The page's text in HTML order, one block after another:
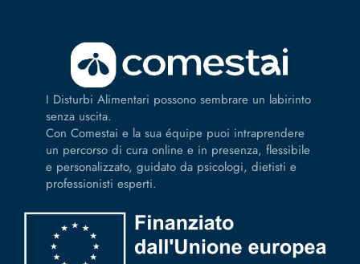
I Disturbi Alimentari possono sembrare un labirinto
senza uscita.
Con Comestai e la sua équipe puoi intraprendere
un percorso di cura online e in presenza, flessibile
e personalizzato, guidato da psicologi, dietisti e
professionisti esperti.